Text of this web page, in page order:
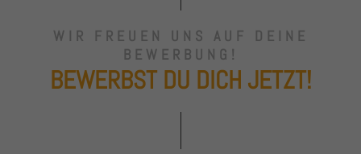
WIR FREUEN UNS AUF DEINE
BEWERBUNG!
BEWERBST DU DICH JETZT!